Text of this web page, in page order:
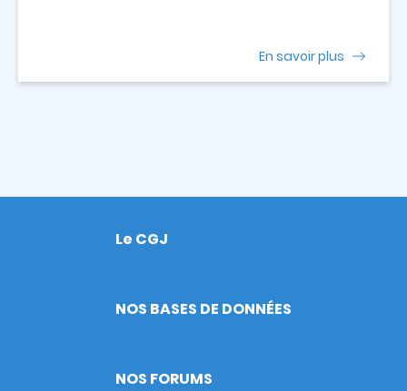
En savoir plus
Footer
Le CGJ
NOS BASES DE DONNÉES
NOS FORUMS